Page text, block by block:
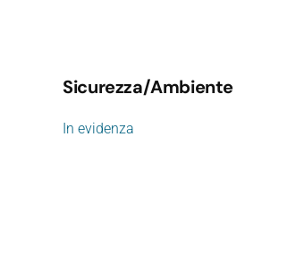
Sicurezza/Ambiente
In evidenza